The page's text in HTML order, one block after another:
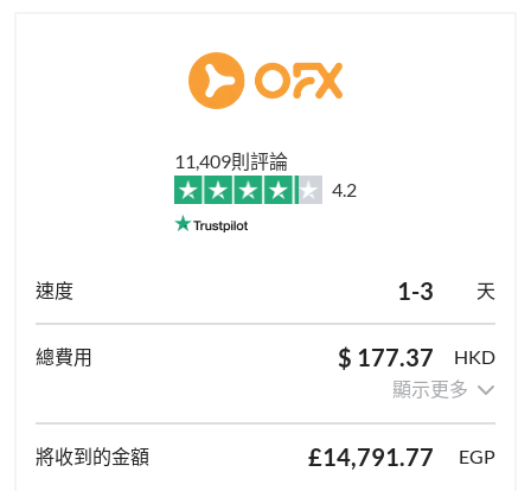
11,409則評論
4.2
1-3 天
$ 177.37
HKD
顯示更多
£14,791.77 EGP